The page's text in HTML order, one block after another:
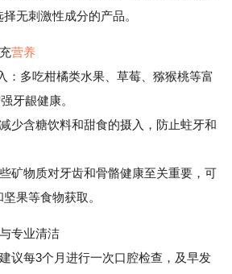
无刺激性成分的产品。
营养
多吃柑橘类水果、草莓、猕猴桃等富
牙龈健康。
含糖饮料和甜食的摄入，防止蛀牙和
物质对牙齿和骨骼健康至关重要，可
果等食物获取。
专业清洁
每3个月进行一次口腔检查，及早发